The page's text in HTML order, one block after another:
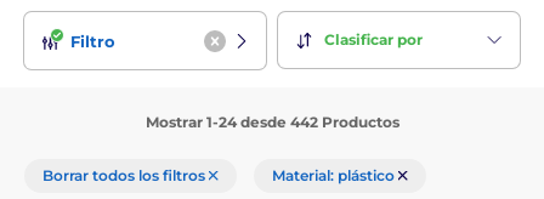
Filtro Clasificar por
Mostrar 1-24 desde 442 Productos
Borrar todos los filtros Material: plástico